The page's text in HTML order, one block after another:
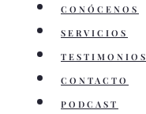
CONÓCENOS
SERVICIOS
TESTIMONIOS
CONTACTO
PODCAST